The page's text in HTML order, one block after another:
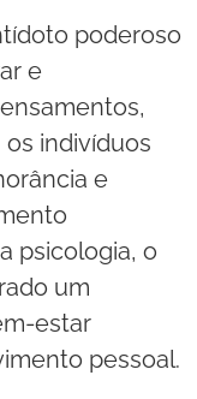
poderoso
e
indivíduos
e
psicologia, o
um
estar
pessoal.